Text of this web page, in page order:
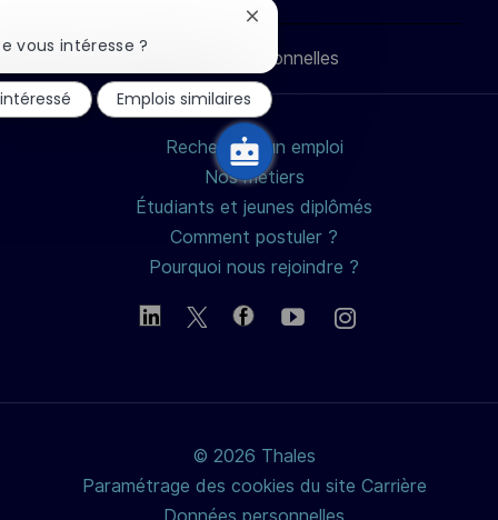
Facebooktwittere-
mail
Données personnelles
Rechercher un emploi
Nos métiers
Étudiants et jeunes diplômés
Comment postuler ?
Pourquoi nous rejoindre ?
© 2026 Thales
Paramétrage des cookies du site Carrière
Données personnelles
vous intéresse ?
Fermer
notification
du
chatbot
Emplois similaires